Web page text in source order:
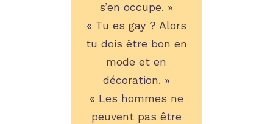
s’en occupe. »
« Tu es gay ? Alors
tu dois être bon en
mode et en
décoration. »
« Les hommes ne
peuvent pas être